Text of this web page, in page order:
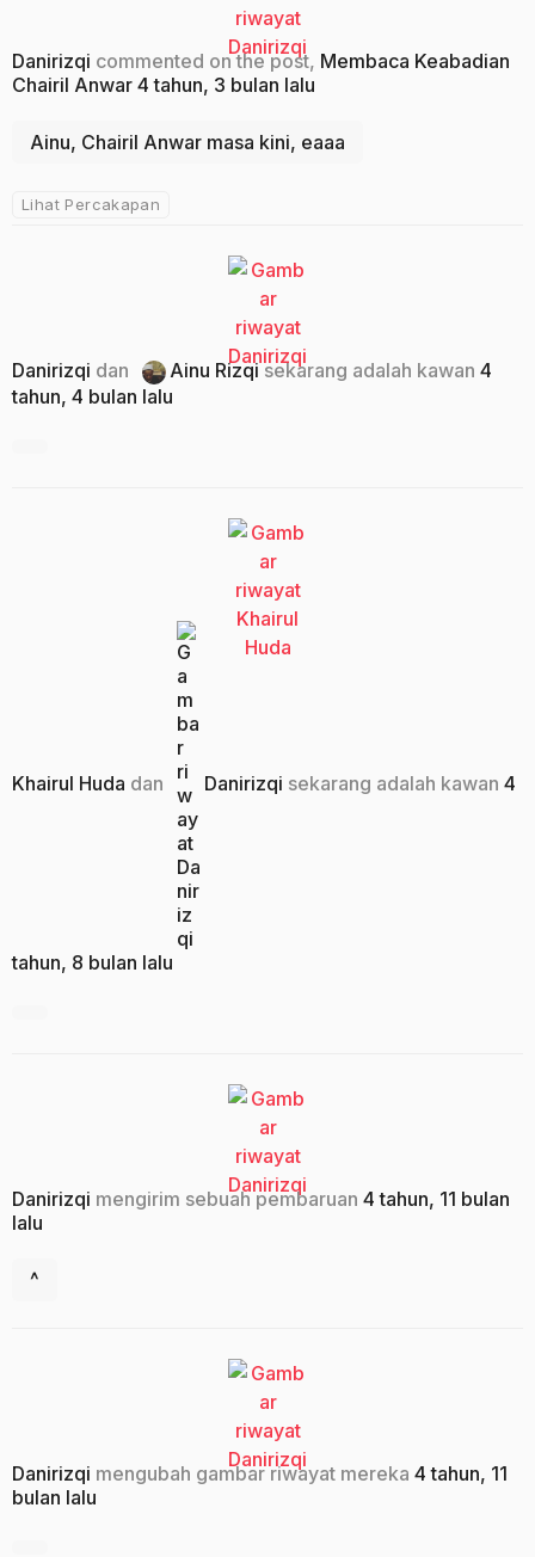
Danirizqi commented on the post, Membaca Keabadian
Chairil Anwar 4 tahun, 3 bulan lalu
Ainu, Chairil Anwar masa kini, eaaa
Lihat Percakapan
Danirizqi dan Ainu Rizqisekarang adalah kawan 4
tahun, 4 bulan lalu
Khairul Huda dan Danirizqi sekarang adalah kawan 4
tahun, 8 bulan lalu
Danirizqi mengirim sebuah pembaruan 4 tahun, 11 bulan
lalu
^
Danirizqi mengubah gambar riwayat mereka 4 tahun, 11
bulan lalu